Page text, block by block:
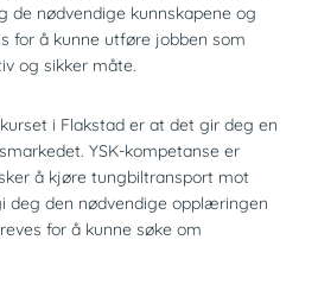
nødvendige kunnskapene og
for å kunne utføre jobben som
og sikker måte.
i Flakstad er at det gir deg en
YSK-kompetanse er
å kjøre tungbiltransport mot
deg den nødvendige opplæringen
for å kunne søke om